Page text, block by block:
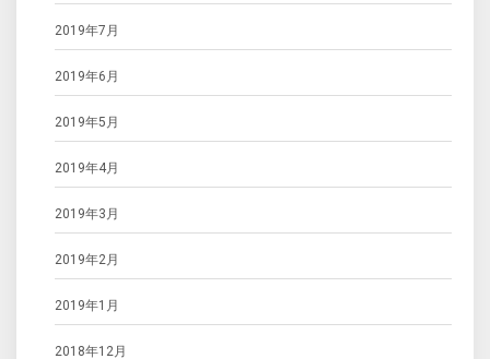
2019年7月
2019年6月
2019年5月
2019年4月
2019年3月
2019年2月
2019年1月
2018年12月